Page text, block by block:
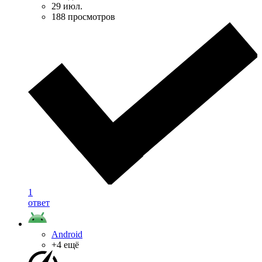
29 июл.
188 просмотров
1
ответ
Android
+4 ещё